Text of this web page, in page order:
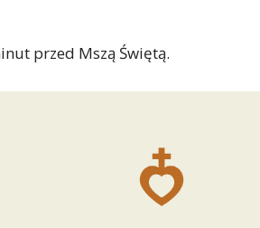
przed Mszą Świętą.